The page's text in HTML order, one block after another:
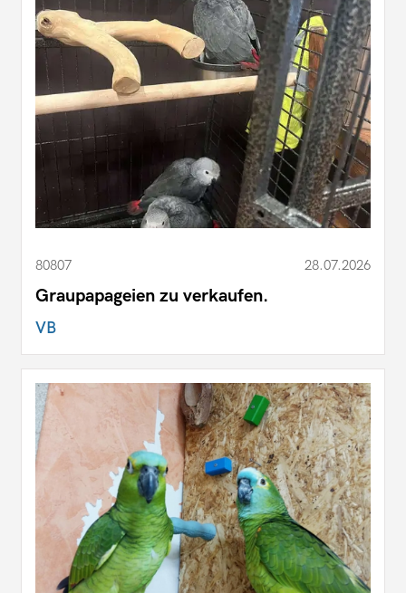
80807 28.07.2026
Graupapageien zu verkaufen.
VB